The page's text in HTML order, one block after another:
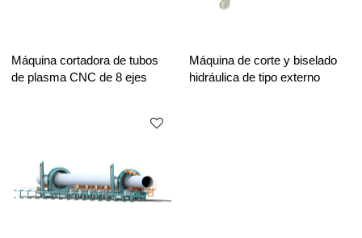
Máquina cortadora de tubos
de plasma CNC de 8 ejes
Máquina de corte y biselado
hidráulica de tipo externo